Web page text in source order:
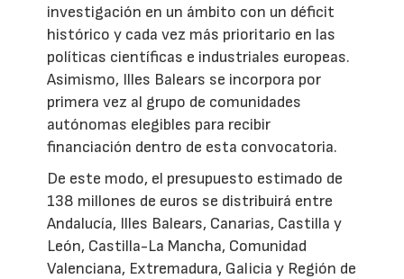
investigación en un ámbito con un déficit
histórico y cada vez más prioritario en las
políticas científicas e industriales europeas.
Asimismo, Illes Balears se incorpora por
primera vez al grupo de comunidades
autónomas elegibles para recibir
financiación dentro de esta convocatoria.
De este modo, el presupuesto estimado de
138 millones de euros se distribuirá entre
Andalucía, Illes Balears, Canarias, Castilla y
León, Castilla-La Mancha, Comunidad
Valenciana, Extremadura, Galicia y Región de